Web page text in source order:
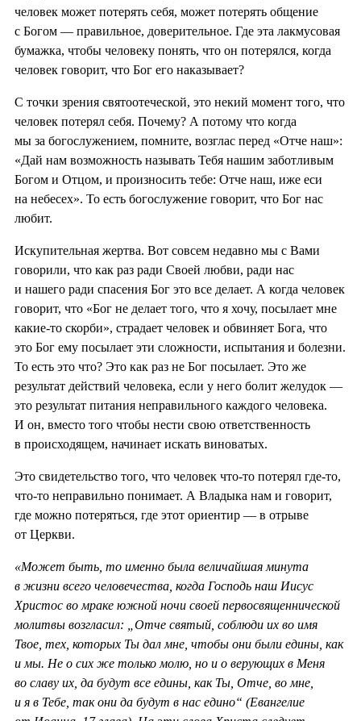
человек может потерять себя, может потерять общение
с Богом — правильное, доверительное. Где эта лакмусовая
бумажка, чтобы человеку понять, что он потерялся, когда
человек говорит, что Бог его наказывает?
С точки зрения святоотеческой, это некий момент того, что
человек потерял себя. Почему? А потому что когда
мы за богослужением, помните, возглас перед «Отче наш»:
«Дай нам возможность называть Тебя нашим заботливым
Богом и Отцом, и произносить тебе: Отче наш, иже еси
на небесех». То есть богослужение говорит, что Бог нас
любит.
Искупительная жертва. Вот совсем недавно мы с Вами
говорили, что как раз ради Своей любви, ради нас
и нашего ради спасения Бог это все делает. А когда человек
говорит, что «Бог не делает того, что я хочу, посылает мне
какие-то скорби», страдает человек и обвиняет Бога, что
это Бог ему посылает эти сложности, испытания и болезни.
То есть это что? Это как раз не Бог посылает. Это же
результат действий человека, если у него болит желудок —
это результат питания неправильного каждого человека.
И он, вместо того чтобы нести свою ответственность
в происходящем, начинает искать виноватых.
Это свидетельство того, что человек что-то потерял где-то,
что-то неправильно понимает. А Владыка нам и говорит,
где можно потеряться, где этот ориентир — в отрыве
от Церкви.
«Может быть, то именно была величайшая минута
в жизни всего человечества, когда Господь наш Иисус
Христос во мраке южной ночи своей первосвященнической
молитвы возгласил: „Отче святый, соблюди их во имя
Твое, тех, которых Ты дал мне, чтобы они были едины, как
и мы. Не о сих же только молю, но и о верующих в Меня
во славу их, да будут все едины, как Ты, Отче, во мне,
и я в Тебе, так они да будут в нас едино“ (Евангелие